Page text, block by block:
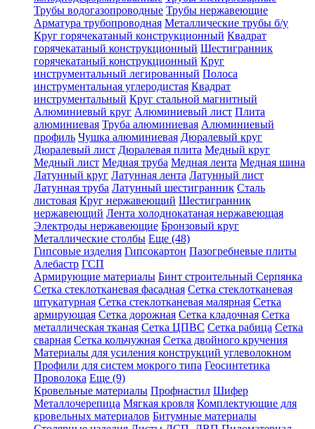
Трубы водогазопроводные Трубы нержавеющие
Арматура трубопроводная Металлические трубы б/у
Круг горячекатаный конструкционный Квадрат
горячекатаный конструкционный Шестигранник
горячекатаный конструкционный Круг
инструментальный легированный Полоса
инструментальная углеродистая Квадрат
инструментальный Круг стальной магнитный
Алюминиевый круг Алюминиевый лист Плита
алюминиевая Труба алюминиевая Алюминиевый
профиль Чушка алюминиевая Дюралевый круг
Дюралевый лист Дюралевая плита Медный круг
Медный лист Медная труба Медная лента Медная шина
Латунный круг Латунная лента Латунный лист
Латунная труба Латунный шестигранник Сталь
листовая Круг нержавеющий Шестигранник
нержавеющий Лента холоднокатаная нержавеющая
Электроды нержавеющие Бронзовый круг
Металлические столбы Еще (48)
Гипсовые изделия Гипсокартон Пазогребневые плиты
Алебастр ГСП
Армирующие материалы Бинт строительный Серпянка
Сетка стеклотканевая фасадная Сетка стеклотканевая
штукатурная Сетка стеклотканевая малярная Сетка
армирующая Сетка дорожная Сетка кладочная Сетка
металлическая тканая Сетка ЦПВС Сетка рабица Сетка
сварная Сетка кольчужная Сетка двойного кручения
Материалы для усиления конструкций углеволокном
Профили для систем мокрого типа Геосинтетика
Проволока Еще (9)
Кровельные материалы Профнастил Шифер
Металлочерепица Мягкая кровля Комплектующие для
кровельных материалов Битумные материалы